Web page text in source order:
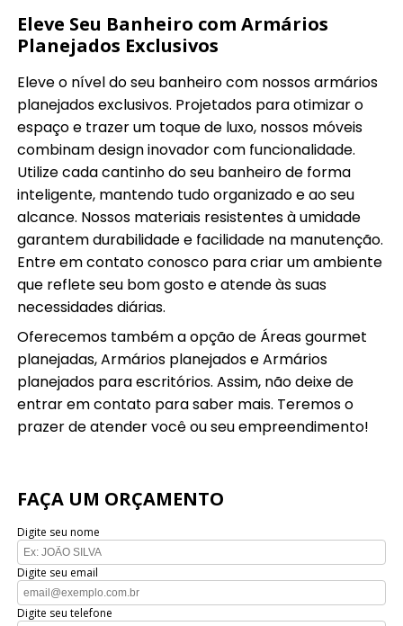
Eleve Seu Banheiro com Armários
Planejados Exclusivos
Eleve o nível do seu banheiro com nossos armários
planejados exclusivos. Projetados para otimizar o
espaço e trazer um toque de luxo, nossos móveis
combinam design inovador com funcionalidade.
Utilize cada cantinho do seu banheiro de forma
inteligente, mantendo tudo organizado e ao seu
alcance. Nossos materiais resistentes à umidade
garantem durabilidade e facilidade na manutenção.
Entre em contato conosco para criar um ambiente
que reflete seu bom gosto e atende às suas
necessidades diárias.
Oferecemos também a opção de Áreas gourmet
planejadas, Armários planejados e Armários
planejados para escritórios. Assim, não deixe de
entrar em contato para saber mais. Teremos o
prazer de atender você ou seu empreendimento!
FAÇA UM ORÇAMENTO
Digite seu nome
Digite seu email
Digite seu telefone